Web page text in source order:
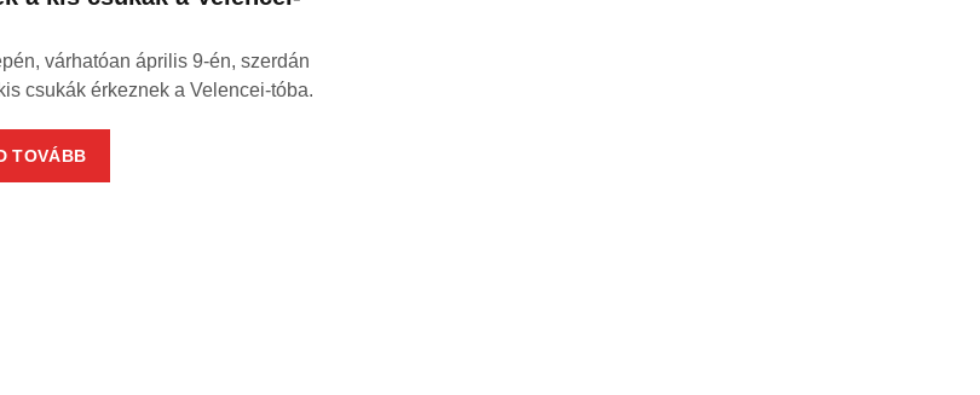
várhatóan április 9-én, szerdán
csukák érkeznek a Velencei-tóba.
TOVÁBB